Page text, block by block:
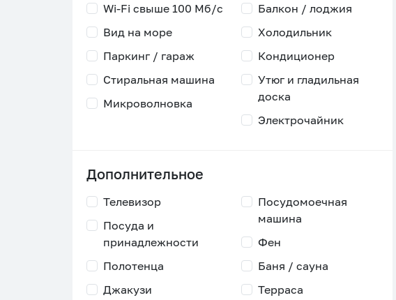
Wi-Fi свыше 100 Мб/с
Балкон / лоджия
Вид на море
Паркинг / гараж
Холодильник
Кондиционер
Стиральная машина
Микроволновка
Утюг и гладильная
доска
Электрочайник
Дополнительное
Телевизор
Посуда и
принадлежности
Посудомоечная
машина
Фен
Полотенца
Джакузи
Баня / сауна
Терраса